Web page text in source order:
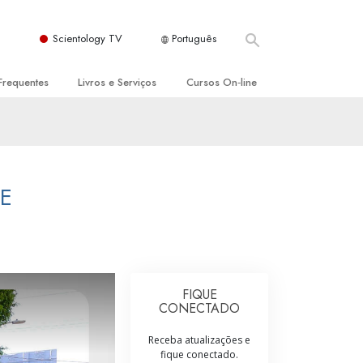
Scientology TV Português
de Scientology
Livros e Serviços
Introdutórias
Cursos On‑line
A Escala de Tom Emocional
FIQUE
CONECTADO
Receba atualizações e
fique conectado.